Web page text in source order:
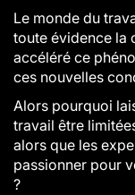
Le monde du
toute évidence la
accéléré ce
ces nouvelles
Alors pourquoi
travail être
alors que les
passionner pour
?